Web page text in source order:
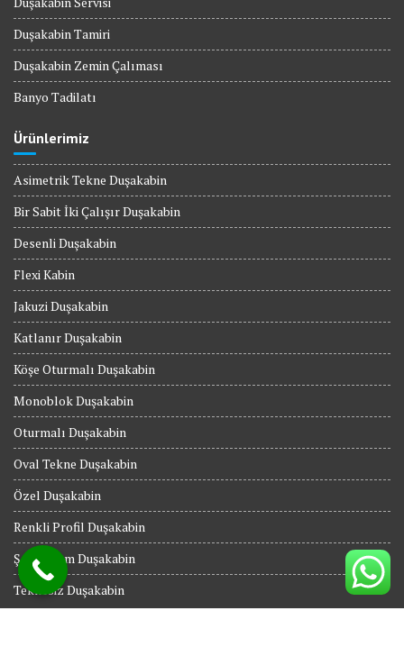
Duşakabin Tamiri
Duşakabin Zemin Çalıması
Banyo Tadilatı
Ürünlerimiz
Asimetrik Tekne Duşakabin
Bir Sabit İki Çalışır Duşakabin
Desenli Duşakabin
Flexi Kabin
Jakuzi Duşakabin
Katlanır Duşakabin
Köşe Oturmalı Duşakabin
Monoblok Duşakabin
Oturmalı Duşakabin
Oval Tekne Duşakabin
Özel Duşakabin
Renkli Profil Duşakabin
Şeffaf Cam Duşakabin
Teknesiz Duşakabin